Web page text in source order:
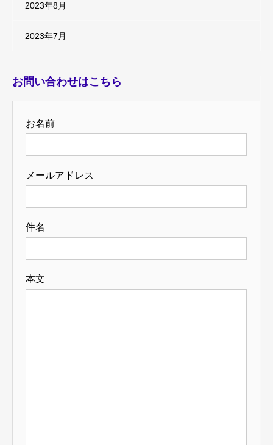
2023年8月
2023年7月
お問い合わせはこちら
お名前
メールアドレス
件名
本文